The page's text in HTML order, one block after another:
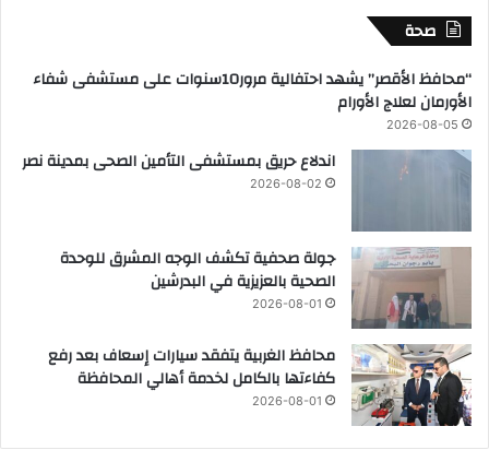
صحة
“محافظ الأقصر” يشهد احتفالية مرور10سنوات على مستشفى شفاء
الأورمان لعلاج الأورام
2026-08-05
اندلاع حريق بمستشفى التأمين الصحى بمدينة نصر
2026-08-02
جولة صحفية تكشف الوجه المشرق للوحدة
الصحية بالعزيزية في البدرشين
2026-08-01
محافظ الغربية يتفقد سيارات إسعاف بعد رفع
كفاءتها بالكامل لخدمة أهالي المحافظة
2026-08-01